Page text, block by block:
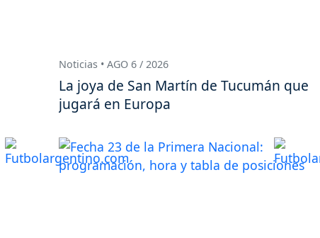
Noticias • AGO 6 / 2026
La joya de San Martín de Tucumán que
jugará en Europa